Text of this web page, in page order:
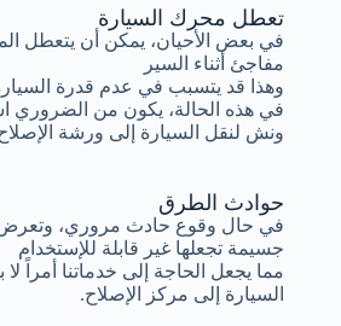
تعطل محرك السيارة
في بعض الأحيان، يمكن أن يتعطل
مفاجئ أثناء السير
وهذا قد يتسبب في عدم قدرة
في هذه الحالة، يكون من الضروري
ونش لنقل السيارة إلى ورشة
حوادث الطرق
في حال وقوع حادث مروري، وتعرض
جسيمة تجعلها غير قابلة للإستخدام
مما يجعل الحاجة إلى خدماتنا أمراً لا
السيارة إلى مركز الإصلاح.